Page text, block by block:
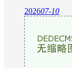
202607-10